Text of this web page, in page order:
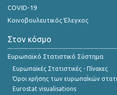
COVID-19
Κοινοβουλευτικός Έλεγχος
Στον κόσμο
Ευρωπαϊκό Στατιστικό Σύστημα
Ευρωπαϊκές Στατιστικές - Πίνακες
Όροι χρήσης των ευρωπαΪκών
Eurostat visualisations